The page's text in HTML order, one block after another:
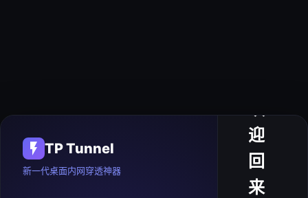
TP Tunnel
新一代桌面内网穿透神器
迎
回
来